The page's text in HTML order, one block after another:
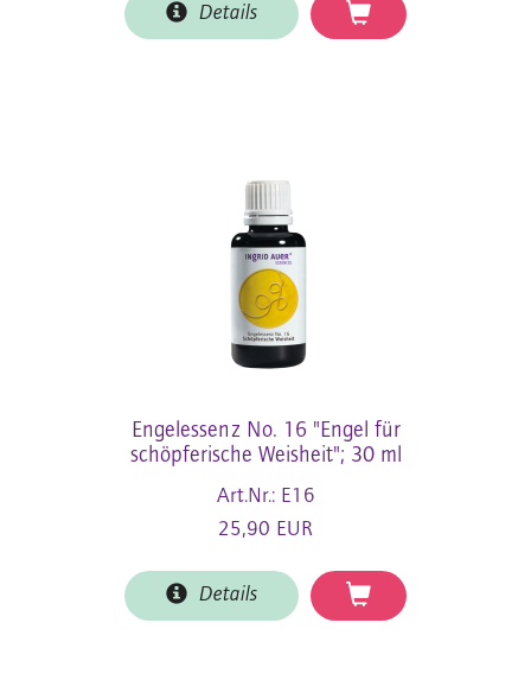
Details
Engelessenz No. 16 "Engel für
schöpferische Weisheit"; 30 ml
Art.Nr.: E16
25,90 EUR
Details